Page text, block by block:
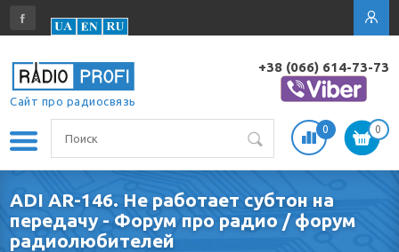
Сайт про радиосвязь
+38 (066) 614-73-73
0 0
ADI AR-146. Не работает субтон на
передачу - Форум про радио / форум
радиолюбителей